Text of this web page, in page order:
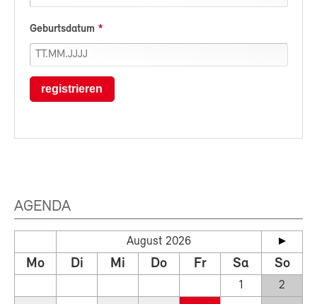
Geburtsdatum
registrieren
AGENDA
August 2026
Mo Di Mi Do Fr Sa So
1
2